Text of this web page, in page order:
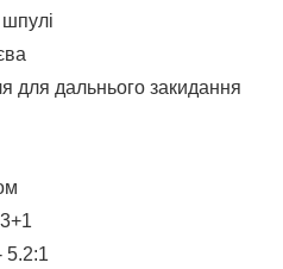
для дальнього закидання